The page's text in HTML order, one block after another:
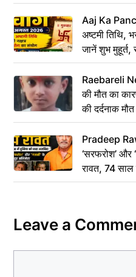
Aaj Ka
अष्टमी तिथि,
जानें शुभ मुहूर्त,
Raebareli
की मौत का
की दर्दनाक मौत
Pradeep
‘सरफरोश’ और
रावत, 74 साल
Leave a